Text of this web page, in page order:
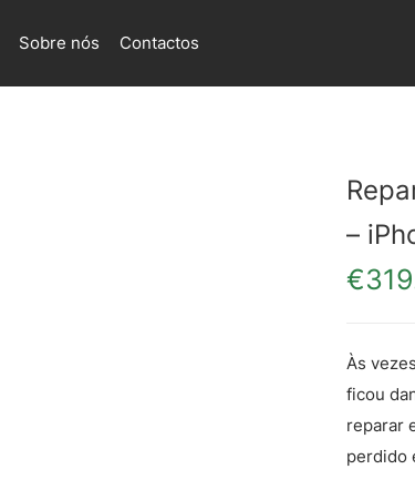
Sobre nós Contactos
–
€
Às
ficou
reparar
perdido